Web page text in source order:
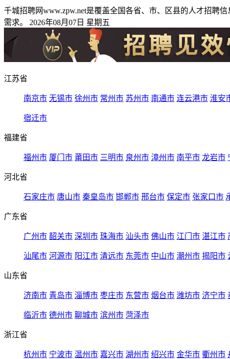
千城招聘网www.zpw.net是覆盖全国各省、市、区县的人才招聘
需求。 2026年08月07日 星期五
江苏省
南京市 无锡市 徐州市 常州市 苏州市 南通市 连云港市 淮安
宿迁市
福建省
福州市 厦门市 莆田市 三明市 泉州市 漳州市 南平市 龙岩市
河北省
石家庄市 唐山市 秦皇岛市 邯郸市 邢台市 保定市 张家口市
广东省
广州市 韶关市 深圳市 珠海市 汕头市 佛山市 江门市 湛江市
汕尾市 河源市 阳江市 清远市 东莞市 中山市 潮州市 揭阳市
山东省
济南市 青岛市 淄博市 枣庄市 东营市 烟台市 潍坊市 济宁市
临沂市 德州市 聊城市 滨州市 菏泽市
浙江省
杭州市 宁波市 温州市 嘉兴市 湖州市 绍兴市 金华市 衢州市